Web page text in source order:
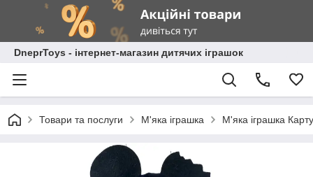
DneprToys - інтернет-магазин дитячих іграшок
Товари та послуги М'яка іграшка М'яка іграшка